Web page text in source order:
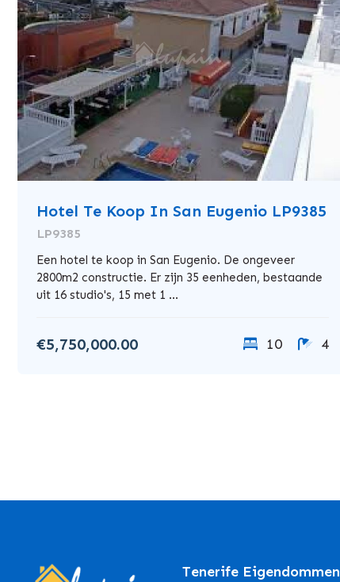
Hotel Te Koop In San Eugenio LP9385
LP9385
Een hotel te koop in San Eugenio. De ongeveer
2800m2 constructie. Er zijn 35 eenheden, bestaande
uit 16 studio's, 15 met 1 ...
€5,750,000.00 10 4
Tenerife Eigendommen